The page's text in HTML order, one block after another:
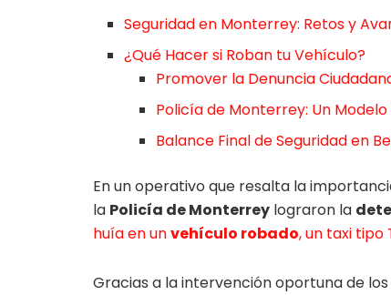
Seguridad en Monterrey: Retos y
¿Qué Hacer si Roban tu Vehículo?
Promover la Denuncia
Policía de Monterrey: Un
Balance Final de Seguridad en
En un operativo que resalta la
la Policía de Monterrey lograron la
huía en unvehículo robado, un taxi tipo
Gracias a la intervención oportuna de